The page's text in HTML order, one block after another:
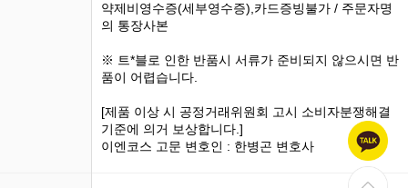
약제비영수증(세부영수증),카드증빙불가 / 주문자명
의 통장사본
※ 트*블로 인한 반품시 서류가 준비되지 않으시면 반
품이 어렵습니다.
[제품 이상 시 공정거래위원회 고시 소비자분쟁해결
기준에 의거 보상합니다.]
이엔코스 고문 변호인 : 한병곤 변호사